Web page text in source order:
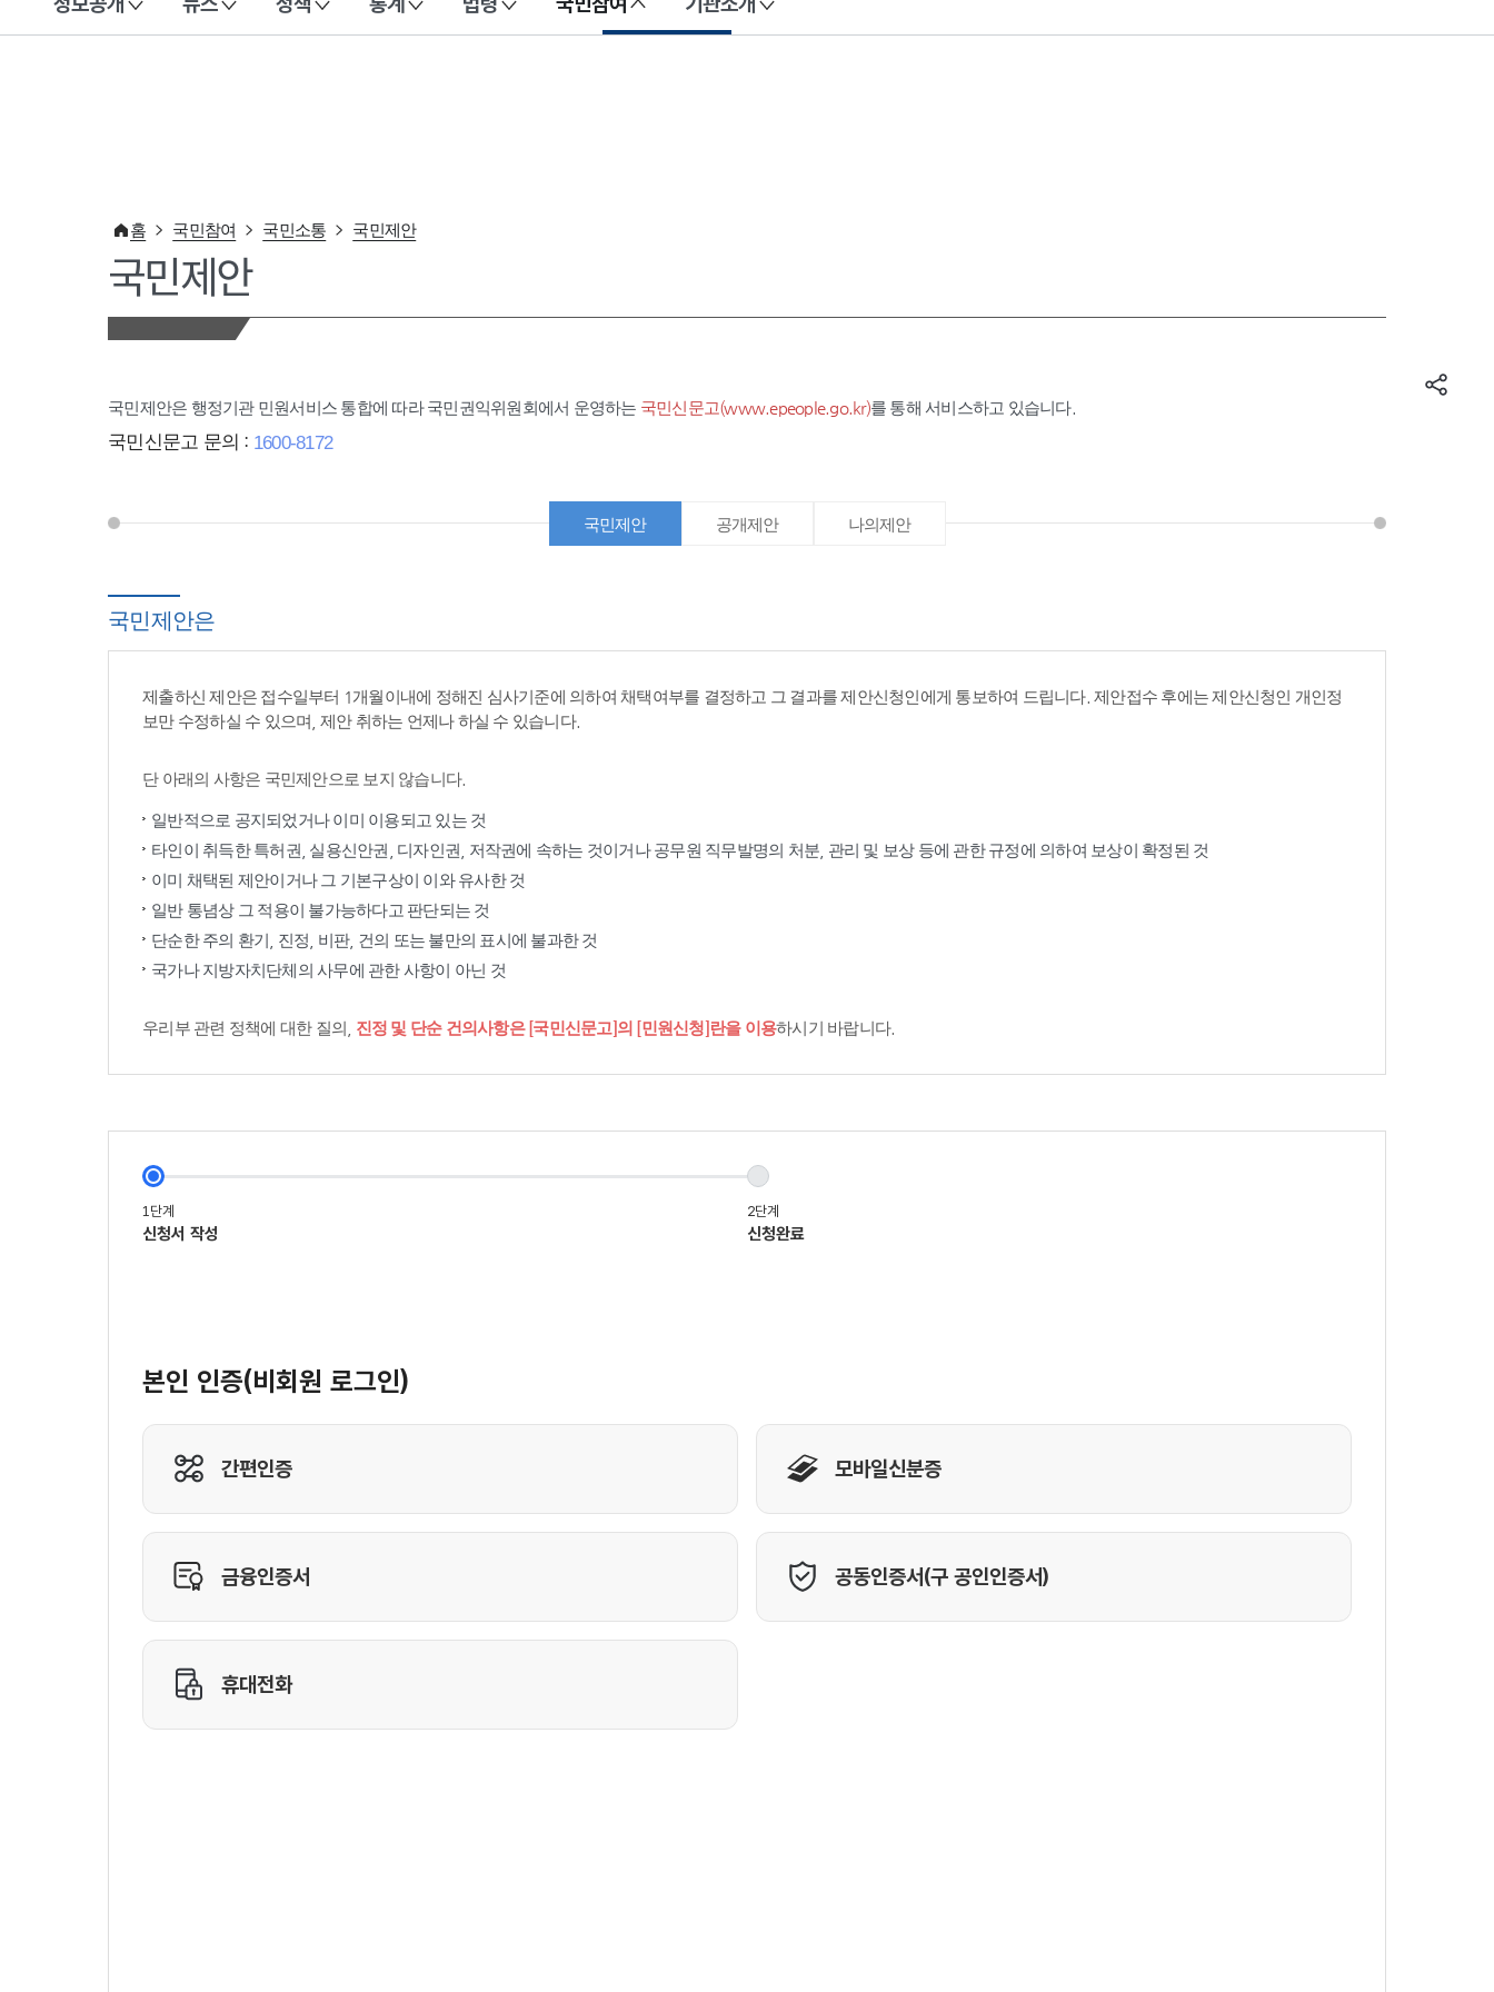
이 누리집은 대한민국 공식 전자정부 누리집입니다.
홈 국민참여 국민소통 국민제안
국민제안
국민제안은 행정기관 민원서비스 통합에 따라 국민권익위원회에서 운영하는 국민신문고(www.epeople.go.kr)를 통해 서비스하고 있습니다.
국민신문고 문의 : 1600-8172
국민제안 공개제안 나의제안
국민제안은
제출하신 제안은 접수일부터 1개월이내에 정해진 심사기준에 의하여 채택여부를 결정하고 그 결과를 제안신청인에게 통보하여 드립니다. 제안접수 후에는 제안신청인 개인정
보만 수정하실 수 있으며, 제안 취하는 언제나 하실 수 있습니다.
단 아래의 사항은 국민제안으로 보지 않습니다.
일반적으로 공지되었거나 이미 이용되고 있는 것
타인이 취득한 특허권, 실용신안권, 디자인권, 저작권에 속하는 것이거나 공무원 직무발명의 처분, 관리 및 보상 등에 관한 규정에 의하여 보상이 확정된 것
이미 채택된 제안이거나 그 기본구상이 이와 유사한 것
일반 통념상 그 적용이 불가능하다고 판단되는 것
단순한 주의 환기, 진정, 비판, 건의 또는 불만의 표시에 불과한 것
국가나 지방자치단체의 사무에 관한 사항이 아닌 것
우리부 관련 정책에 대한 질의, 진정 및 단순 건의사항은 [국민신문고]의 [민원신청]란을 이용하시기 바랍니다.